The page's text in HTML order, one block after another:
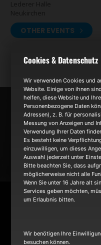
OTHER EVENTS
Cookies & Datenschutz
Wir verwenden Cookies und
Website. Einige von ihnen
helfen, diese Website und
Personenbezogene Daten
Adressen), z. B. für
Messung von Anzeigen und
Verwendung Ihrer Daten
Es besteht keine
einzuwilligen, um dieses
Auswahl jederzeit unter
Bitte beachten Sie, dass
möglicherweise nicht alle
Wenn Sie unter 16 Jahre alt
Services geben möchten,
um Erlaubnis bitten.
Wir benötigen Ihre
besuchen können.